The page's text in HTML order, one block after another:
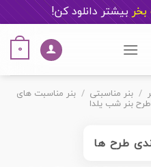
بیشتر دانلود کن!
0
/ بنر مناسبتی / بنر مناسبت های
طرح بنر شب یلدا
طرح ها